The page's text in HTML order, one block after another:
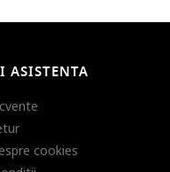
ASISTENTA
cookies